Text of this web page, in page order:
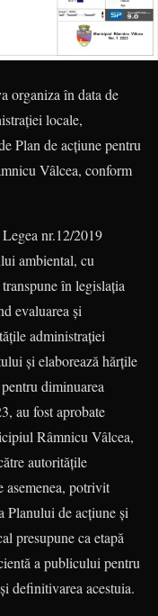
organiza în data de
locale,
Plan de acțiune pentru
Vâlcea, conform
nr.12/2019
ambiental, cu
în legislația
evaluarea și
administrației
și elaborează hărțile
diminuarea
au fost aprobate
Râmnicu Vâlcea,
autoritățile
asemenea, potrivit
Planului de acțiune și
presupune ca etapă
a publicului pentru
definitivarea acestuia.